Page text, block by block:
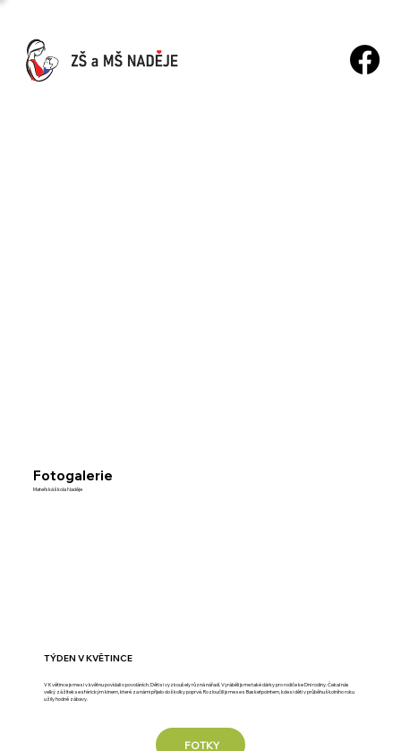
Fotogalerie
Mateřská škola Naděje
TÝDEN V KVĚTINCE
V Květince jsme si v květnu povídali o povoláních. Děti si vyzkoušely různá nářadí. Vyráběli jsme také dárky pro rodiče ke Dni rodiny. Čekal nás
velký zážitek se sférickým kinem, které za námi přijelo do školky poprvé. Rozloučili jsme se s Basketpointem, kde si děti v průběhu školního roku
užily hodně zábavy.
FOTKY